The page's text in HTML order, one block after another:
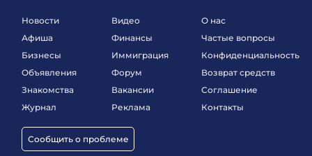
Новости
Афиша
Бизнесы
Объявления
Знакомства
Журнал
Сообщить о проблеме
Видео
Финансы
Иммиграция
Форум
Вакансии
Реклама
О нас
Частые вопросы
Конфиденциальность
Возврат средств
Соглашение
Контакты